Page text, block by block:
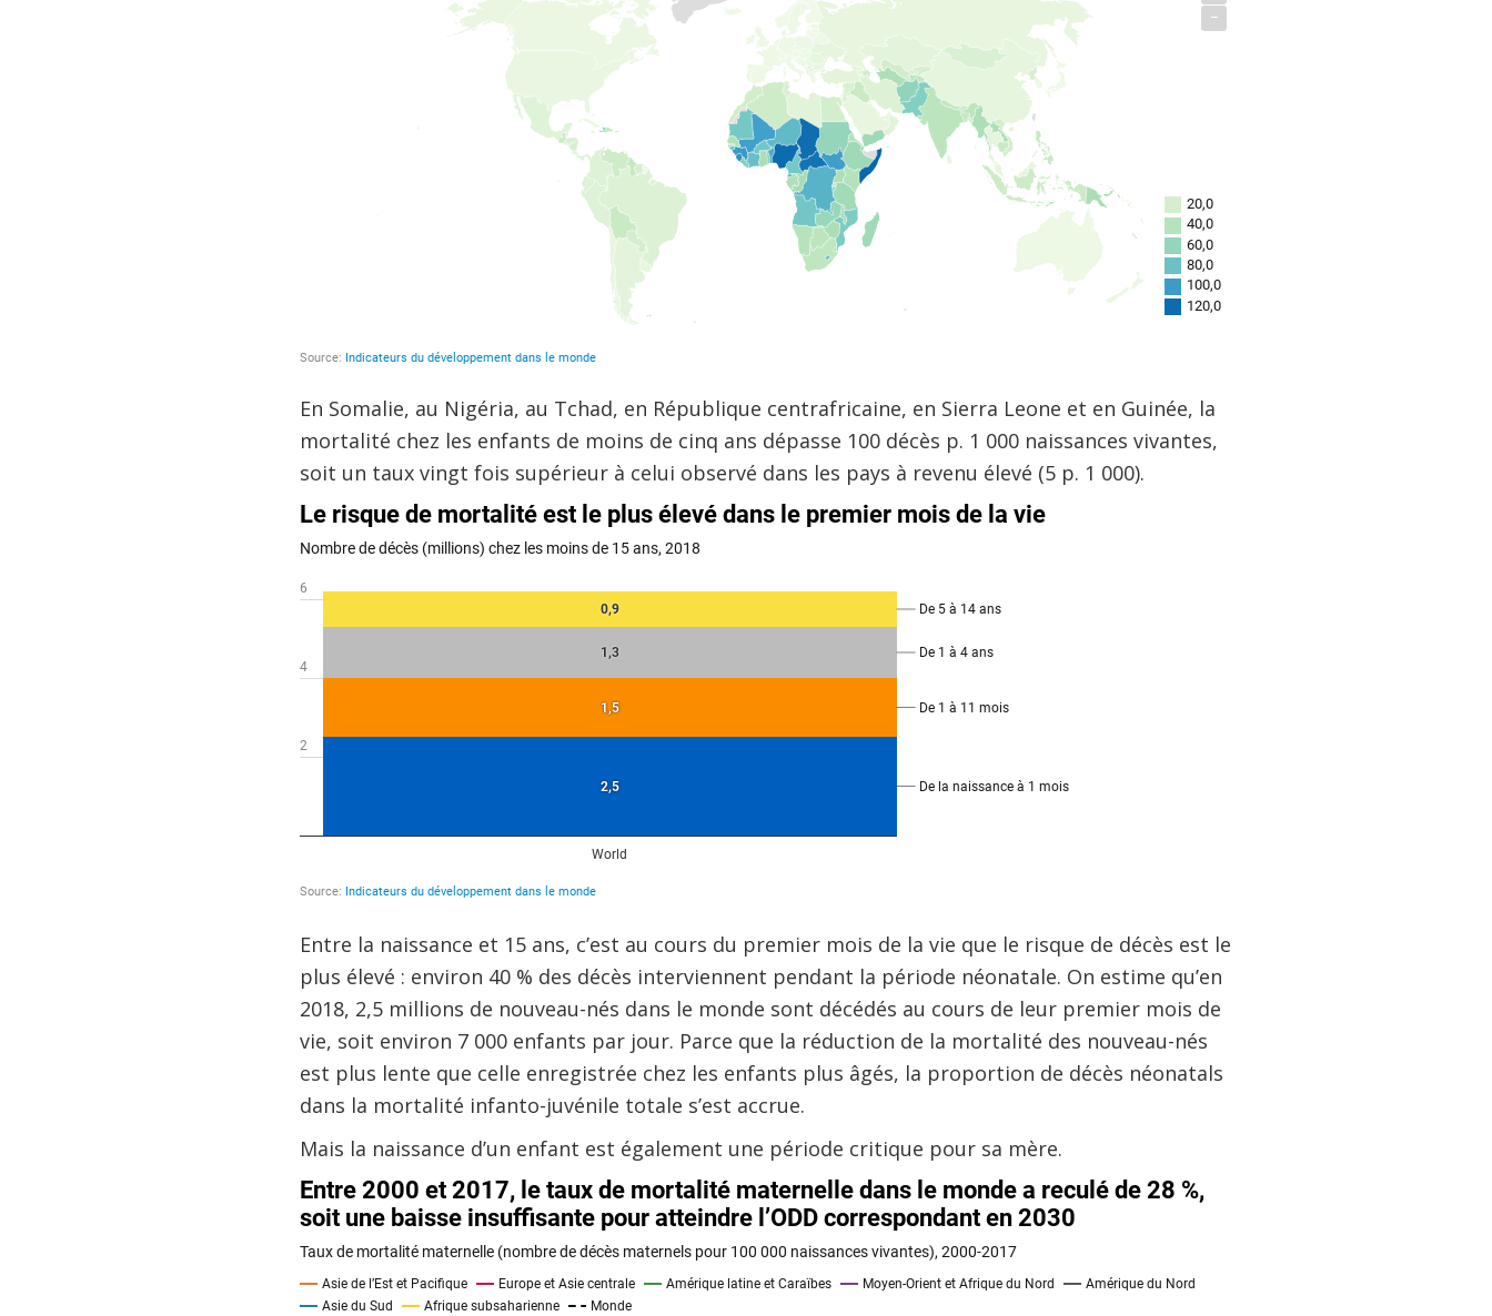
En Somalie, au Nigéria, au Tchad, en République centrafricaine, en Sierra Leone et en Guinée, la
mortalité chez les enfants de moins de cinq ans dépasse 100 décès p. 1 000 naissances vivantes,
soit un taux vingt fois supérieur à celui observé dans les pays à revenu élevé (5 p. 1 000).
Entre la naissance et 15 ans, c’est au cours du premier mois de la vie que le risque de décès est le
plus élevé : environ 40 % des décès interviennent pendant la période néonatale. On estime qu’en
2018, 2,5 millions de nouveau-nés dans le monde sont décédés au cours de leur premier mois de
vie, soit environ 7 000 enfants par jour. Parce que la réduction de la mortalité des nouveau-nés
est plus lente que celle enregistrée chez les enfants plus âgés, la proportion de décès néonatals
dans la mortalité infanto-juvénile totale s’est accrue.
Mais la naissance d’un enfant est également une période critique pour sa mère.